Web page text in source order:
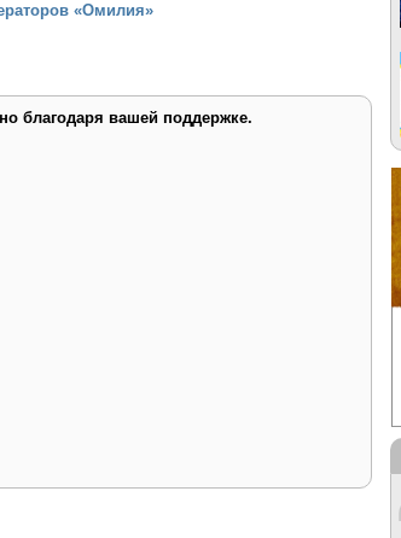
«Омилия»
благодаря вашей поддержке.